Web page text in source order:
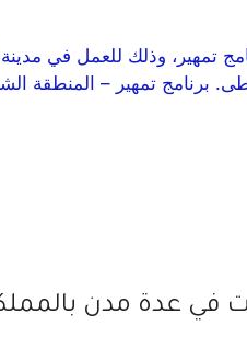
وذلك للعمل في مدينة
في عدة مدن